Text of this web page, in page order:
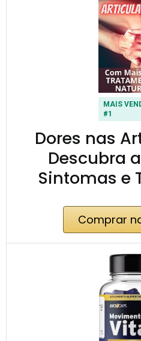
MAIS
#1
Dores nas
Descubra
Sintomas e
Comprar